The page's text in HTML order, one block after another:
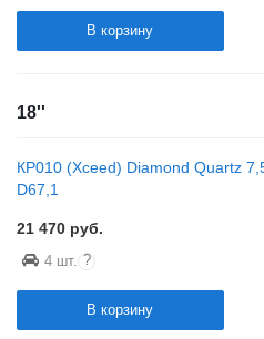
В корзину
18''
КР010 (Xceed) Diamond Quartz
D67,1
21 470 руб.
4 шт. ?
В корзину